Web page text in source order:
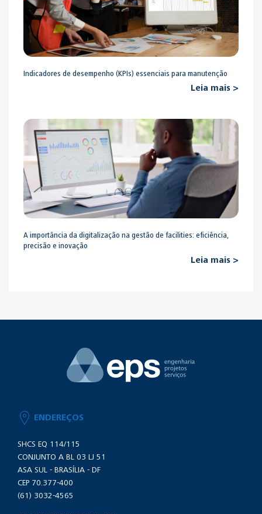
Indicadores de desempenho (KPIs) essenciais para manutenção
Leia mais >
A importância da digitalização na gestão de facilities: eficiência,
precisão e inovação
Leia mais >
ENDEREÇOS
SHCS EQ 114/115
CONJUNTO A BL 03 LJ 51
ASA SUL - BRASÍLIA - DF
CEP 70.377-400
(61) 3032-4565